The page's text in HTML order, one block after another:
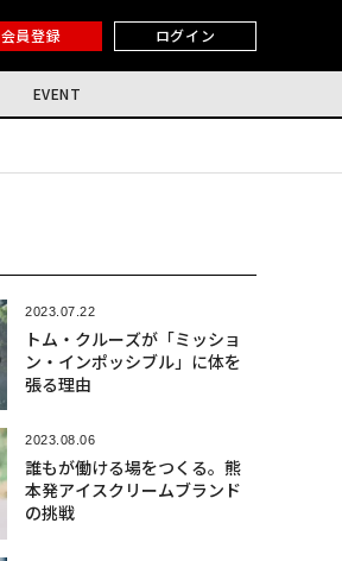
会員登録 ログイン
EVENT
2023.07.22
トム・クルーズが「ミッショ
ン・インポッシブル」に体を
張る理由
2023.08.06
誰もが働ける場をつくる。熊
本発アイスクリームブランド
の挑戦